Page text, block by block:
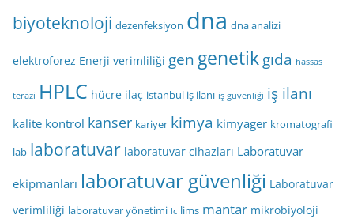
biyoteknoloji dezenfeksiyon dna dna analizi
elektroforez Enerji verimliliği gen genetikgıda hassas
terazi HPLC hücre ilaç istanbul iş ilanı iş güvenliği iş ilanı
kalite kontrol kanser kariyer kimya kimyager kromatografi
lab laboratuvar laboratuvar cihazları Laboratuvar
ekipmanları laboratuvar güvenliği Laboratuvar
verimliliği laboratuvar yönetimi lc lims mantar mikrobiyoloji